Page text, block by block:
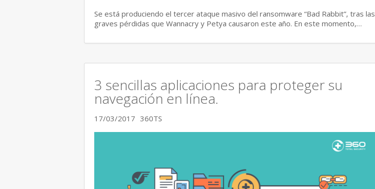
Se está produciendo el tercer ataque masivo del ransomware “Bad Rabbit”, tras las
graves pérdidas que Wannacry y Petya causaron este año. En este momento,…
3 sencillas aplicaciones para proteger su
navegación en línea.
17/03/2017 360TS